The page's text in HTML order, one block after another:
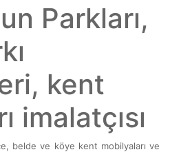
Parkları,
kent
imalatçısı
belde ve köye kent mobilyaları ve